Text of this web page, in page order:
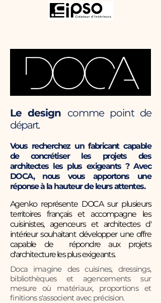
Le design comme point de
départ.
Vous recherchez un fabricant capable
de concrétiser lesprojets des
architectes les plus exigeants ? Avec
DOCA, nous vous apportons une
réponse à la hauteur de leurs attentes.
Agenko représente DOCA sur plusieurs
territoires français et accompagne les
cuisinistes, agenceurset architectes d'
intérieur souhaitant développer une offre
capable de répondre aux projets
d'architecture les plus exigeants.
Doca imagine des cuisines, dressings,
bibliothèques et agencements sur
mesure où matériaux, proportions et
finitions s'associent avec précision​.